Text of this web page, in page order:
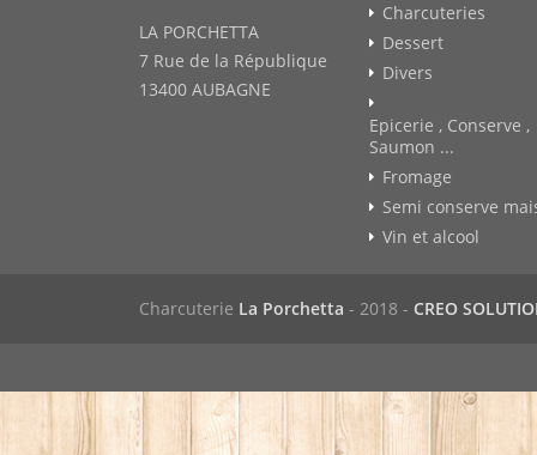
LA PORCHETTA
7 Rue de la République
13400 AUBAGNE
Charcuteries
Dessert
Divers
Epicerie , Conserve ,
Saumon ...
Fromage
Semi conserve
Vin et alcool
Charcuterie La Porchetta - 2018 - CREO